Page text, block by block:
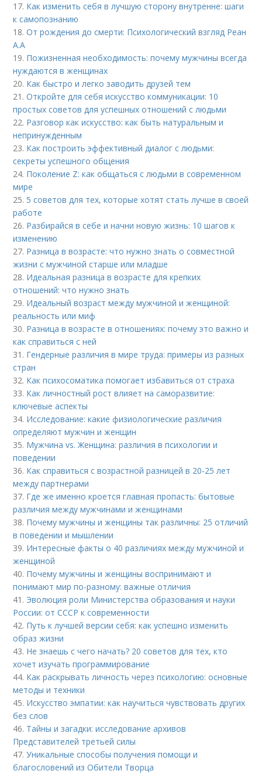
17. Как изменить себя в лучшую сторону внутренне: шаги
к самопознанию
18.От рождения до смерти: Психологический взгляд Реан
А.А
19. Пожизненная необходимость: почему мужчины всегда
нуждаются в женщинах
20. Как быстро и легко заводить друзей тем
21.Откройте для себя искусство коммуникации: 10
простых советов для успешных отношений с людьми
22. Разговор как искусство: как быть натуральным и
непринужденным
23. Как построить эффективный диалог с людьми:
секреты успешного общения
24. Поколение Z: как общаться с людьми в современном
мире
25. 5 советов для тех, которые хотят стать лучше в своей
работе
26. Разбирайся в себе и начни новую жизнь: 10 шагов к
изменению
27. Разница в возрасте: что нужно знать о совместной
жизни с мужчиной старше или младше
28. Идеальная разница в возрасте для крепких
отношений: что нужно знать
29. Идеальный возраст между мужчиной и женщиной:
реальность или миф
30. Разница в возрасте в отношениях: почему это важно и
как справиться с ней
31. Гендерные различия в мире труда: примеры из разных
стран
32. Как психосоматика помогает избавиться от страха
33. Как личностный рост влияет на саморазвитие:
ключевые аспекты
34. Исследование: какие физиологические различия
определяют мужчин и женщин
35. Мужчина vs. Женщина: различия в психологии и
поведении
36. Как справиться с возрастной разницей в 20-25 лет
между партнерами
37. Где же именно кроется главная пропасть: бытовые
различия между мужчинами и женщинами
38. Почему мужчины и женщины так различны: 25 отличий
в поведении и мышлении
39. Интересные факты о 40 различиях между мужчиной и
женщиной
40. Почему мужчины и женщины воспринимают и
понимают мир по-разному: важные отличия
41. Эволюция роли Министерства образования и науки
России: от СССР к современности
42. Путь к лучшей версии себя: как успешно изменить
образ жизни
43. Не знаешь с чего начать? 20 советов для тех, кто
хочет изучать программирование
44. Как раскрывать личность через психологию: основные
методы и техники
45. Искусство эмпатии: как научиться чувствовать других
без слов
46. Тайны и загадки: исследование архивов
Представителей третьей силы
47.Уникальные способы получения помощи и
благословений из Обители Творца